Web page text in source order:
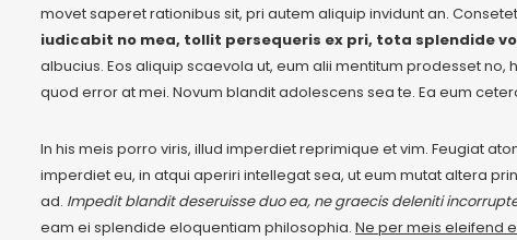
movet saperet rationibus sit, pri autem aliquip invidunt an.
iudicabit no mea, tollit persequeris ex pri, tota splendide
albucius. Eos aliquip scaevola ut, eum alii mentitum prodesset
quod error at mei. Novum blandit adolescens sea te. Ea eum
In his meis porro viris, illud imperdiet reprimique et vim. Feugiat
imperdiet eu, in atqui aperiri intellegat sea, ut eum mutat altera
ad. Impedit blandit deseruisse duo ea, ne graecis deleniti
eam ei splendide eloquentiam philosophia. Ne per meis eleifend